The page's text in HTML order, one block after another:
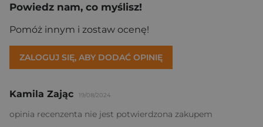
Powiedz nam, co myślisz!
Pomóż innym i zostaw ocenę!
ZALOGUJ SIĘ, ABY DODAĆ OPINIĘ
Kamila Zając 19/08/2024
opinia recenzenta nie jest potwierdzona zakupem